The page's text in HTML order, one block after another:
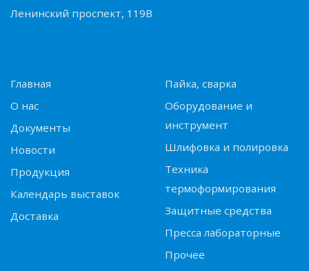
Ленинский проспект, 119В
Главная
О нас
Документы
Новости
Продукция
Календарь выставок
Доставка
Пайка, сварка
Оборудование и
инструмент
Шлифовка и полировка
Техника
термоформирования
Защитные средства
Пресса лабораторные
Прочее